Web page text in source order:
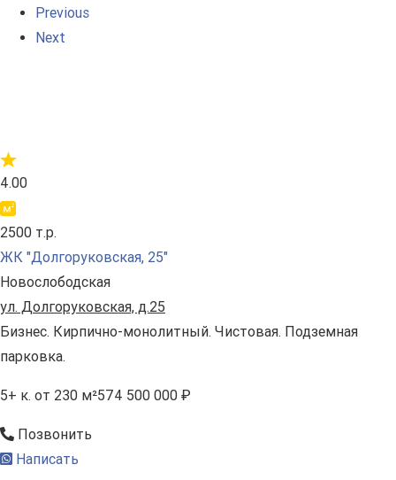
Previous
Next
4.00
2500 т.р.
ЖК "Долгоруковская, 25"
Новослободская
ул. Долгоруковская, д.25
Бизнес. Кирпично-монолитный. Чистовая. Подземная
парковка.
5+ к. от 230 м²574 500 000 ₽
Позвонить
Написать